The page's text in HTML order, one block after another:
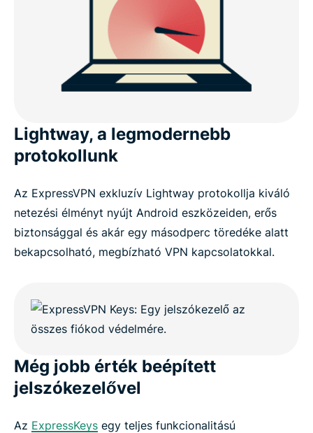
Lightway, a legmodernebb
protokollunk
Az ExpressVPN exkluzív Lightway protokollja kiváló
netezési élményt nyújt Android eszközeiden, erős
biztonsággal és akár egy másodperc töredéke alatt
bekapcsolható, megbízható VPN kapcsolatokkal.
Még jobb érték beépített
jelszókezelővel
Az ExpressKeys egy teljes funkcionalitású